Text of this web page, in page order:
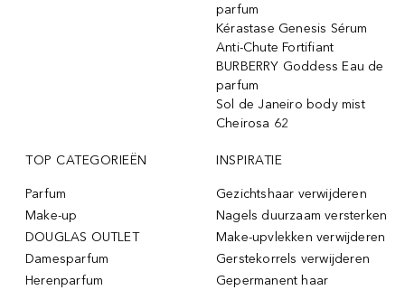
parfum
Kérastase Genesis Sérum
Anti-Chute Fortifiant
BURBERRY Goddess Eau de
parfum
Sol de Janeiro body mist
Cheirosa 62
TOP CATEGORIEËN
Parfum
Make-up
DOUGLAS OUTLET
Damesparfum
Herenparfum
INSPIRATIE
Gezichtshaar verwijderen
Nagels duurzaam versterken
Make-upvlekken verwijderen
Gerstekorrels verwijderen
Gepermanent haar